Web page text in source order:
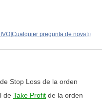
pregunta de novato,
Stop Loss de la orden
de Take Profit de la orden